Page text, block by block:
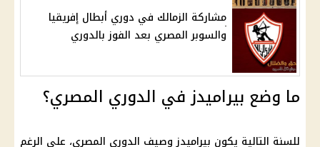
مشاركة الزمالك في دوري أبطال إفريقيا
والسوبر المصري بعد الفوز بالدوري
ما وضع بيراميدز في الدوري المصري؟
للسنة التالية يكون بيراميدز وصيف الدوري المصري، على الرغم